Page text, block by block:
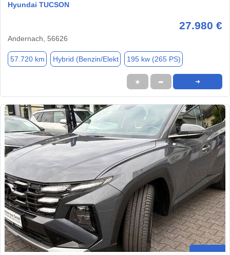
Hyundai TUCSON
27.980 €
Andernach, 56626
57.720 km Hybrid (Benzin/Elekt 195 kw (265 PS)
★ ➦ ➜